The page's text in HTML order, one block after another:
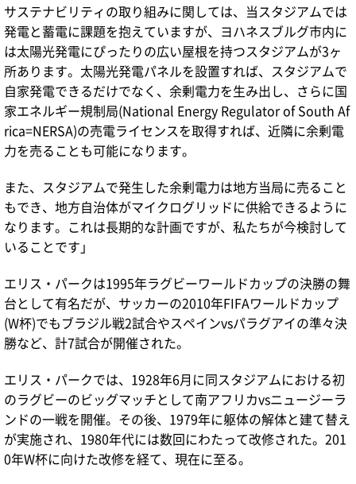
サステナビリティの取り組みに関しては、当スタジアムでは
発電と蓄電に課題を抱えていますが、ヨハネスブルグ市内に
は太陽光発電にぴったりの広い屋根を持つスタジアムが3ヶ
所あります。太陽光発電パネルを設置すれば、スタジアムで
自家発電できるだけでなく、余剰電力を生み出し、さらに国
家エネルギー規制局(National Energy Regulator of South Af
rica=NERSA)の売電ライセンスを取得すれば、近隣に余剰電
力を売ることも可能になります。
また、スタジアムで発生した余剰電力は地方当局に売ること
もでき、地方自治体がマイクログリッドに供給できるように
なります。これは長期的な計画ですが、私たちが今検討して
いることです」
エリス・パークは1995年ラグビーワールドカップの決勝の舞
台として有名だが、サッカーの2010年FIFAワールドカップ
(W杯)でもブラジル戦2試合やスペインvsパラグアイの準々決
勝など、計7試合が開催された。
エリス・パークでは、1928年6月に同スタジアムにおける初
のラグビーのビッグマッチとして南アフリカvsニュージーラ
ンドの一戦を開催。その後、1979年に躯体の解体と建て替え
が実施され、1980年代には数回にわたって改修された。201
0年W杯に向けた改修を経て、現在に至る。